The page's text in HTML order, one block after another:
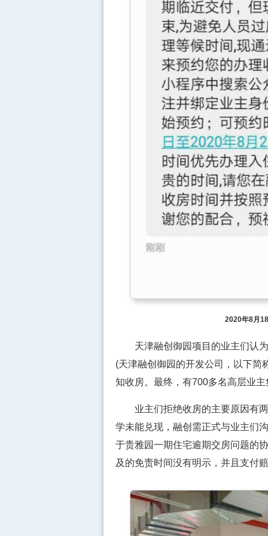
2020年8月
天津融创御园项目的业主们认为
(天津融创御园的开发公司，以下简
知收房。最终，有700多名高层业
业主们拒绝收房的主要原因有两
学未能兑现，融创需正式与业主们
于贵雅园一期住宅逾期交房问题的
及的免责时间没有明示，并且支付